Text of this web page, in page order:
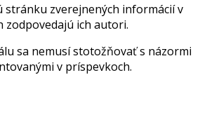
stránku zverejnených informácií v
zodpovedajú ich autori.
sa nemusí stotožňovať s názormi
v príspevkoch.